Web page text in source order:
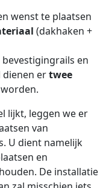
wenst te plaatsen
(dakhaken +
en
dienen ertwee
lijkt, leggen we er
van
U dient namelijk
en
De installatie